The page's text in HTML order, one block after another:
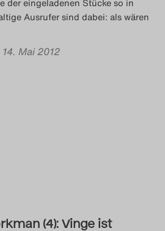
der eingeladenen Stücke so in
Ausrufer sind dabei: als wären
14. Mai 2012
(4): Vinge ist